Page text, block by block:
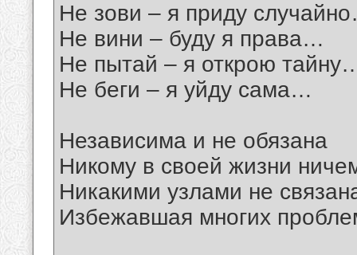
Не зови – я приду
Не вини – буду я права…
Не пытай – я открою
Не беги – я уйду сама…
Независима и не обязана
Никому в своей жизни
Никакими узлами не
Избежавшая многих